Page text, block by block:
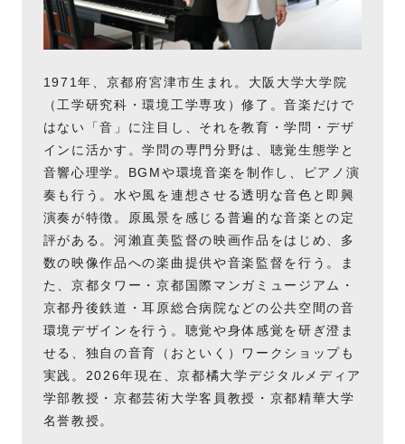
1971年、京都府宮津市生まれ。大阪大学大学院
（工学研究科・環境工学専攻）修了。音楽だけで
はない「音」に注目し、それを教育・学問・デザ
インに活かす。学問の専門分野は、聴覚生態学と
音響心理学。BGMや環境音楽を制作し、ピアノ演
奏も行う。水や風を連想させる透明な音色と即興
演奏が特徴。原風景を感じる普遍的な音楽との定
評がある。河瀨直美監督の映画作品をはじめ、多
数の映像作品への楽曲提供や音楽監督を行う。ま
た、京都タワー・京都国際マンガミュージアム・
京都丹後鉄道・耳原総合病院などの公共空間の音
環境デザインを行う。聴覚や身体感覚を研ぎ澄ま
せる、独自の音育（おといく）ワークショップも
実践。2026年現在、京都橘大学デジタルメディア
学部教授・京都芸術大学客員教授・京都精華大学
名誉教授。